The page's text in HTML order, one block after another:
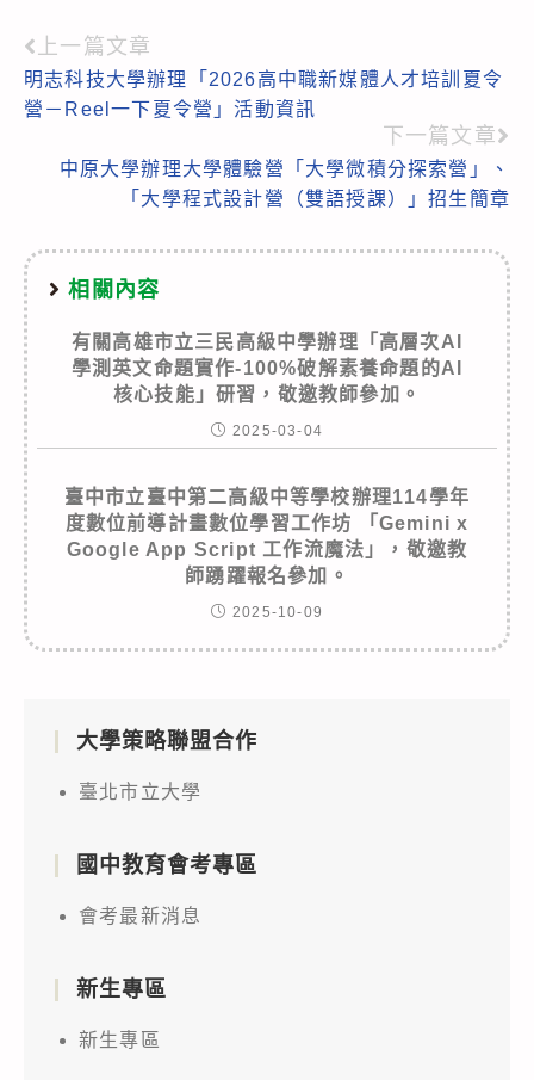
Read
more
上一篇文章
明志科技大學辦理「2026高中職新媒體人才培訓夏令
營－Reel一下夏令營」活動資訊
下一篇文章
中原大學辦理大學體驗營「大學微積分探索營」、
「大學程式設計營（雙語授課）」招生簡章
相關內容
有關高雄市立三民高級中學辦理「高層次AI
學測英文命題實作-100%破解素養命題的AI
核心技能」研習，敬邀教師參加。
2025-03-04
臺中市立臺中第二高級中等學校辦理114學年
度數位前導計畫數位學習工作坊 「Gemini x
Google App Script 工作流魔法」，敬邀教
師踴躍報名參加。
2025-10-09
大學策略聯盟合作
臺北市立大學
國中教育會考專區
會考最新消息
新生專區
新生專區